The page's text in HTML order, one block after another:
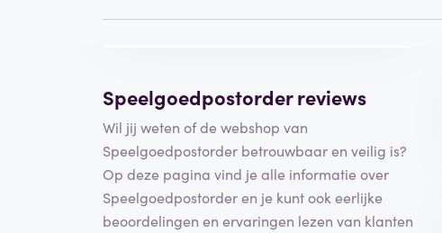
Speelgoedpostorder reviews
Wil jij weten of de webshop van
Speelgoedpostorder betrouwbaar en veilig is?
Op deze pagina vind je alle informatie over
Speelgoedpostorder en je kunt ook eerlijke
beoordelingen en ervaringen lezen van klanten